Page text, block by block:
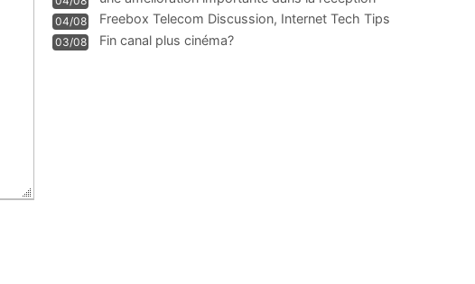
WIFI
04/08
Freebox Telecom Discussion, Internet Tech Tips
Communi
03/08 Fin canal plus cinéma?